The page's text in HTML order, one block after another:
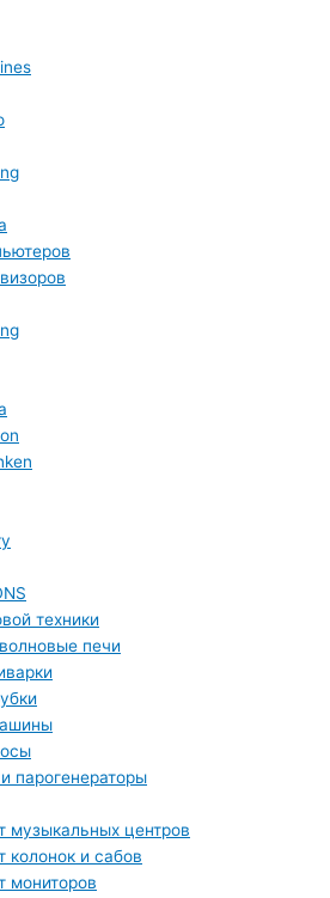
техники
печи
парогенераторы
музыкальных центров
колонок и сабов
мониторов